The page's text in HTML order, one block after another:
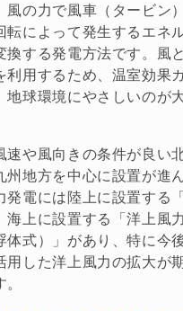
風の力で風車（タービン
転によって発生するエネ
換する発電方法です。風
利用するため、温室効果
地球環境にやさしいのが
速や風向きの条件が良い
州地方を中心に設置が進
発電には陸上に設置する
海上に設置する「洋上風力
体式）」があり、特に今
用した洋上風力の拡大が